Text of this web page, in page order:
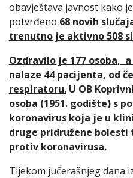
obavještava javnost kako
potvrđeno 68 novih
trenutno je aktivno 508
Ozdravilo je 177 osoba,
nalaze 44 pacijenta, od
respiratoru. U OB
osoba (1951. godište) s
koronavirus koja je u
druge pridružene
protiv koronavirusa.
Tijekom jučerašnjeg dana